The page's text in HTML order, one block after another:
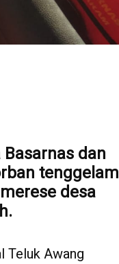
dan
tenggelam
desa
Teluk Awang